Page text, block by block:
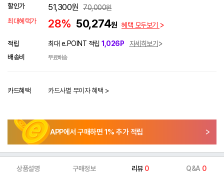
할인가 51,300원 70,000원
최대혜택가
28% 50,274원 혜택 모두보기
적립 최대 e.POINT 적립 1,026P
자세히보기
배송비
무료배송
카드혜택 카드사별 무이자 혜택 >
APP에서 구매하면 1% 추가 적립
상품설명 구매정보 리뷰 0 Q&A 0